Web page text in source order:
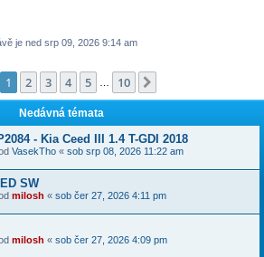
je ned srp 09, 2026 9:14 am
Stránka z 10
1 2 3 4 5 10
Nedávná témata
- Kia Ceed III 1.4 T-GDI 2018
VasekTho « sob srp 08, 2026 11:22 am
SW
milosh « sob čer 27, 2026 4:11 pm
milosh « sob čer 27, 2026 4:09 pm